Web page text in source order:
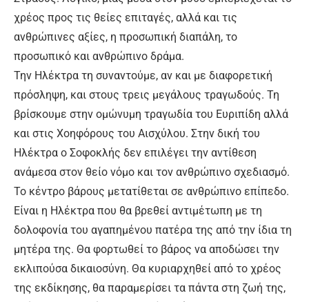
χρέος προς τις θείες επιταγές, αλλά και τις
ανθρώπινες αξίες, η προσωπική διαπάλη, το
προσωπικό και ανθρώπινο δράμα.
Την Ηλέκτρα τη συναντούμε, αν και με διαφορετική
πρόσληψη, και στους τρεις μεγάλους τραγωδούς. Τη
βρίσκουμε στην ομώνυμη τραγωδία του Ευριπίδη αλλά
και στις Χοηφόρους του Αισχύλου. Στην δική του
Ηλέκτρα ο Σοφοκλής δεν επιλέγει την αντίθεση
ανάμεσα στον θείο νόμο και τον ανθρώπινο σχεδιασμό.
Το κέντρο βάρους μετατίθεται σε ανθρώπινο επίπεδο.
Είναι η Ηλέκτρα που θα βρεθεί αντιμέτωπη με τη
δολοφονία του αγαπημένου πατέρα της από την ίδια τη
μητέρα της. Θα φορτωθεί το βάρος να αποδώσει την
εκλιπούσα δικαιοσύνη. Θα κυριαρχηθεί από το χρέος
της εκδίκησης, θα παραμερίσει τα πάντα στη ζωή της,